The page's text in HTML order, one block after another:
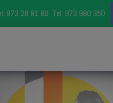
973 28 81 80 Tel: 973 980 350